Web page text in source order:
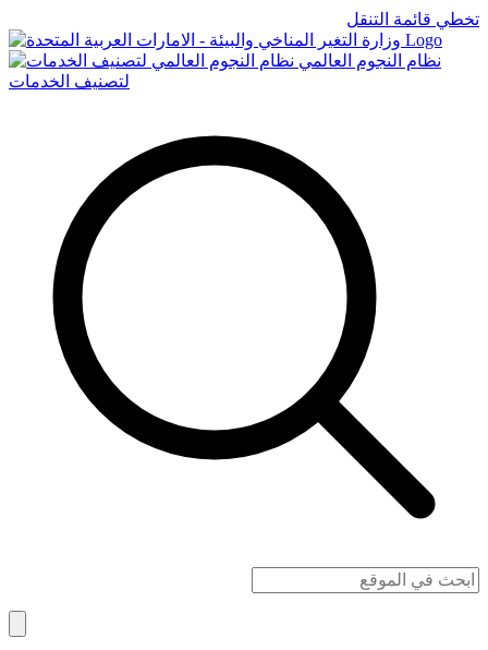
تخطي قائمة التنقل
Logo
نظام النجوم العالمي
لتصنيف الخدمات